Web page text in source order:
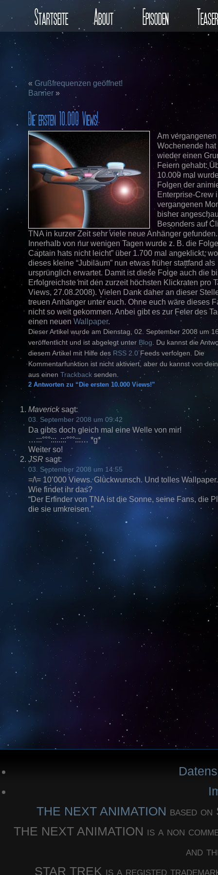
Startseite About Episoden Teaser
« Grußfrequenzen geöffnet!
Banner »
Die ersten 10.000 Views!
Am vergangenen
Wochenende hat
wieder einen
Feiern gehabt:
10.000 mal
Folgen der
Enterprise-Crew
vergangenen
bisher
Besonders auf
TNA in kurzer Zeit sehr viele neue Anhänger gefunden.
Innerhalb von nur wenigen Tagen wurde z. B. die
Captain hats nicht leicht” über 1.700 mal angeklickt,
dieses kleine “Jubiläum” nun etwas früher stattfand als
ursprünglich erwartet. Damit ist diese Folge auch die
Erfolgreichste mit den zurzeit höchsten Klickraten pro
Views, 27.08.2008). Vielen Dank daher an dieser
treuen Anhänger unter euch. Ohne euch wäre dieses
nicht so weit gekommen. Anbei gibt es zur Feier des
einen neuen Wallpaper.
Dieser Artikel wurde am Dienstag, 02. September 2008 um
veröffentlicht und ist abgelegt unter Blog. Du kannst die
diesem Artikel mit Hilfe des RSS 2.0Feeds verfolgen. Die
Kommentarfunktion ist nicht aktiviert, aber du kannst von
aus einen Trackback senden.
2 Antworten zu “Die ersten 10.000 Views!”
Mavericksagt:
03. September 2008 um 09:42
Da gibts doch gleich mal eine Welle von mir!
…:::°°°:::..:::°°°:::… *g*
Weiter so!
JSR sagt:
03. September 2008 um 14:55
=/\= 10’000 Views. Glückwunsch. Und tolles Wallpaper.
Wie findet ihr das?
“Der Erfinder von TNA ist die Sonne, seine Fans, die
die sie umkreisen.”
THE NEXT ANIMATION based
THE NEXT ANIMATION is a non
and
STAR TREK is a registed